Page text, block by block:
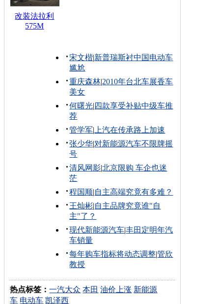
改装法拉利
575M
宋文楷|新普瑞斯衬中国电动车
尴尬
重庆森林|2010年台北车展香车
美女
何曙光| 四款享受补贴中级车推
荐
管学军| 上汽在传承路上加速
张少华|对新能源汽车不限牌摇
号
清风网影|北京限购 车企也迷
茫
程国顺|自主高端究竟有多难？
王灿彬|自主品牌究竟谁"自
主"了？
现代新能源汽车|丰田定明年汽
车销量
每年购车指标将动态调整|管欣
教授
热点标签：一汽大众 本田 油价上涨 新能源
车 电动车 凯泽西